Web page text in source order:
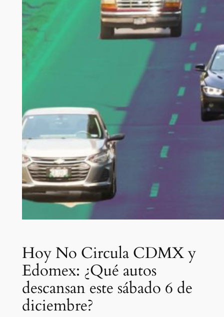
Hoy No Circula CDMX y
Edomex: ¿Qué autos
descansan este sábado 6 de
diciembre?